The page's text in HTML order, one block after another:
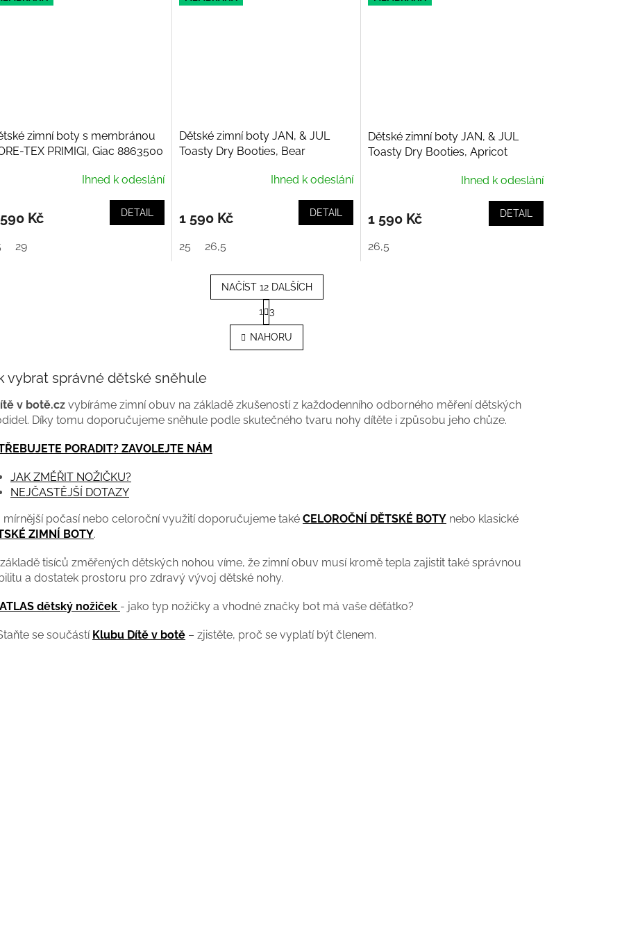
zimní boty s membránou
TEX PRIMIGI, Giac 8863500
Ihned k odeslání
Kč DETAIL
29
Dětské zimní boty JAN, & JUL
Toasty Dry Booties, Bear
Ihned k odeslání
1 590 Kč DETAIL
25 26,5
Dětské zimní boty JAN, & JUL
Toasty Dry Booties, Apricot
Ihned k odeslání
1 590 Kč DETAIL
26,5
O
v
l
í
p
p
u
NAČÍST 12 DALŠÍCH
S
t
r
á
n
á
n
í
1 3
NAHORU
vybrat správné dětské sněhule
v botě.cz vybíráme zimní obuv na základě zkušeností z každodenního odborného měření dětských
Díky tomu doporučujeme sněhule podle skutečného tvaru nohy dítěte i způsobu jeho chůze.
PORADIT? ZAVOLEJTE NÁM
JAK ZMĚŘIT NOŽIČKU?
NEJČASTĚJŠÍ DOTAZY
mírnější počasí nebo celoroční využití doporučujeme také CELOROČNÍ DĚTSKÉ BOTY nebo klasické
ZIMNÍ BOTY.
tisíců změřených dětských nohou víme, že zimní obuv musí kromě tepla zajistit také správnou
a dostatek prostoru pro zdravý vývoj dětské nohy.
dětský nožiček - jako typ nožičky a vhodné značky bot má vaše děťátko?
se součástí Klubu Dítě v botě – zjistěte, proč se vyplatí být členem.